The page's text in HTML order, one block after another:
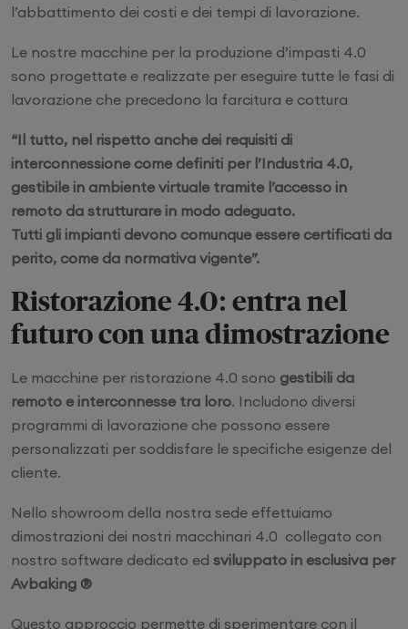
l’abbattimento dei costi e dei tempi di lavorazione.
Le nostre macchine per la produzione d’impasti 4.0
sono progettate e realizzate per eseguire tutte le fasi di
lavorazione che precedono la farcitura e cottura
“Il tutto, nel rispetto anche dei requisiti di
interconnessione come definiti per l’Industria 4.0,
gestibile in ambiente virtuale tramite l’accesso in
remoto da strutturare in modo adeguato.
Tutti gli impianti devono comunque essere certificati da
perito, come da normativa vigente”.
Ristorazione 4.0: entra nel
futuro con una dimostrazione
Le macchine per ristorazione 4.0 sono gestibili da
remoto e interconnesse tra loro. Includono diversi
programmi di lavorazione che possono essere
personalizzati per soddisfare le specifiche esigenze del
cliente.
Nello showroom della nostra sede effettuiamo
dimostrazioni dei nostri macchinari 4.0 collegato con
nostro software dedicato ed sviluppato in esclusiva per
Avbaking ®
Questo approccio permette di sperimentare con il